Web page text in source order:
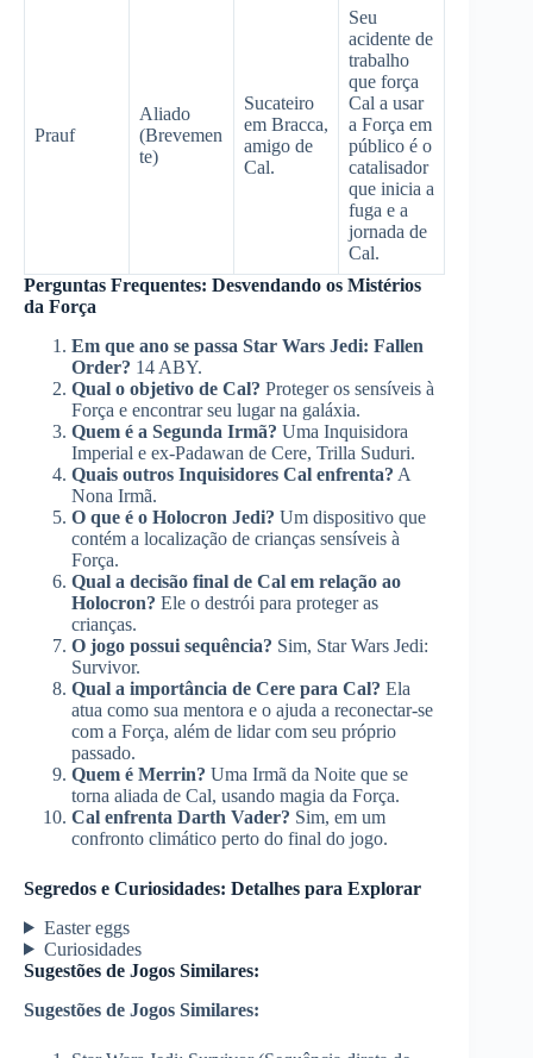
Prauf
Aliado
(Brevemen
te)
Sucateiro
em Bracca,
amigo de
Cal.
Seu
acidente de
trabalho
que força
Cal a usar
a Força em
público é o
catalisador
que inicia a
fuga e a
jornada de
Cal.
Perguntas Frequentes: Desvendando os Mistérios
da Força
Em que ano se passa Star Wars Jedi: Fallen
Order? 14 ABY.
Qual o objetivo de Cal? Proteger os sensíveis à
Força e encontrar seu lugar na galáxia.
Quem é a Segunda Irmã? Uma Inquisidora
Imperial e ex-Padawan de Cere, Trilla Suduri.
Quais outros Inquisidores Cal enfrenta? A
Nona Irmã.
O que é o Holocron Jedi? Um dispositivo que
contém a localização de crianças sensíveis à
Força.
Qual a decisão final de Cal em relação ao
Holocron? Ele o destrói para proteger as
crianças.
O jogo possui sequência? Sim, Star Wars Jedi:
Survivor.
Qual a importância de Cere para Cal? Ela
atua como sua mentora e o ajuda a reconectar-se
com a Força, além de lidar com seu próprio
passado.
Quem é Merrin? Uma Irmã da Noite que se
torna aliada de Cal, usando magia da Força.
Cal enfrenta Darth Vader? Sim, em um
confronto climático perto do final do jogo.
Segredos e Curiosidades: Detalhes para Explorar
Easter eggs
Curiosidades
Sugestões de Jogos Similares:
Sugestões de Jogos Similares: